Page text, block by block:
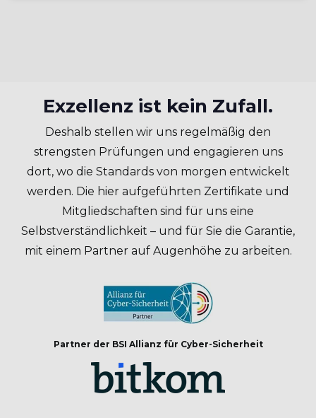
Exzellenz ist kein Zufall.
Deshalb stellen wir uns regelmäßig den
strengsten Prüfungen und engagieren uns
dort, wo die Standards von morgen entwickelt
werden. Die hier aufgeführten Zertifikate und
Mitgliedschaften sind für uns eine
Selbstverständlichkeit – und für Sie die Garantie,
mit einem Partner auf Augenhöhe zu arbeiten.
Partner der BSI Allianz für Cyber-Sicherheit